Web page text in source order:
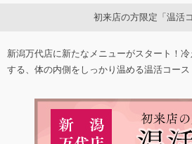
初来店の方限定「温活
新潟万代店に新たなメニューがスタート！
する、体の内側をしっかり温める温活コース